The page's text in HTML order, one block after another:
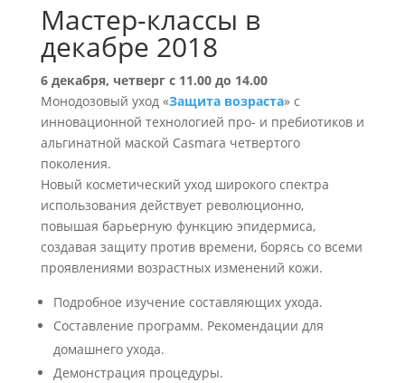
Мастер-классы в
декабре 2018
6 декабря, четверг с 11.00 до 14.00
Монодозовый уход «Защита возраста» с
инновационной технологией про- и пребиотиков и
альгинатной маской Casmara четвертого
поколения.
Новый косметический уход широкого спектра
использования действует революционно,
повышая барьерную функцию эпидермиса,
создавая защиту против времени, борясь со всеми
проявлениями возрастных изменений кожи.
Подробное изучение составляющих ухода.
Составление программ. Рекомендации для
домашнего ухода.
Демонстрация процедуры.